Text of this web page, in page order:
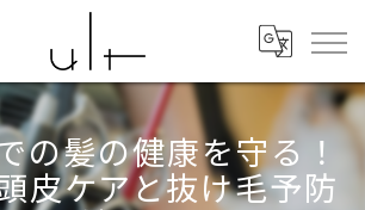
の髪の健康を守る！
皮ケアと抜け毛予防